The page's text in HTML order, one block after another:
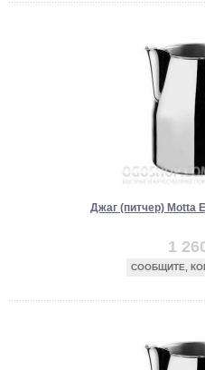
Джаг (питчер) Motta
1
СООБЩИТЕ,